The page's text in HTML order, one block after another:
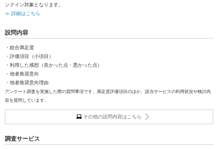
ンクイン対象となります。
≫ 詳細はこちら
設問内容
・総合満足度
・評価項目（小項目）
・利用した感想（良かった点・悪かった点）
・他者推奨意向
・他者推奨意向理由
アンケート調査を実施した際の質問事項です。満足度評価項目のほか、該当サービスの利用状況や検討内
容を質問しています。
その他の設問内容はこちら
調査サービス